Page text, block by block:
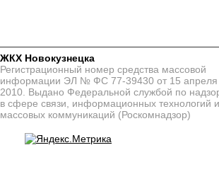
ЖКХ Новокузнецка
Регистрационный номер средства массовой
информации ЭЛ № ФС 77-39430 от 15 апреля
2010. Выдано Федеральной службой по
в сфере связи, информационных технологий и
массовых коммуникаций (Роскомнадзор)